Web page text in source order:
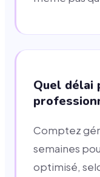
Quel délai
Comptez
semaines
optimisé,